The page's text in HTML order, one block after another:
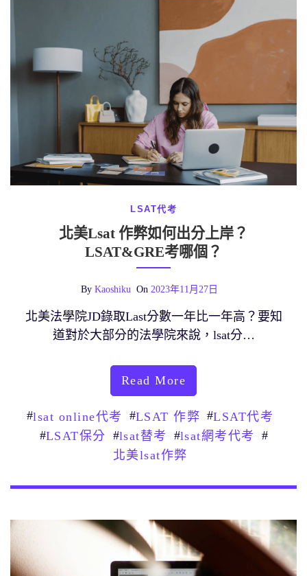
LSAT代考
北美Lsat 作弊如何出分上岸？
LSAT&GRE考哪個？
By Kaoshiku On 2023年11月27日
北美法學院JD錄取Last分數一年比一年高？要知
道對於大部分的法學院來說，lsat分…
Read More
#lsat online代考 #LSAT 作弊 #LSAT代考
#LSAT保分 #lsat替考 #lsat網考代考
#
北美lsat作弊